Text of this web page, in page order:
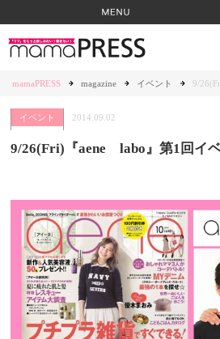
mamaPRESS magazine イベント 9/
イベント 2014.09.02
9/26(Fri)『aene labo』第1回イ